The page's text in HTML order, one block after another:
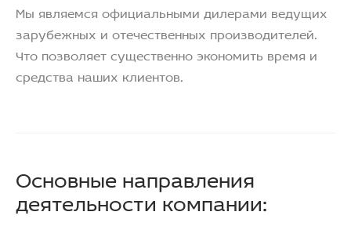
Мы являемся официальными дилерами ведущих
зарубежных и отечественных производителей.
Что позволяет существенно экономить время и
средства наших клиентов.
Основные направления
деятельности компании: